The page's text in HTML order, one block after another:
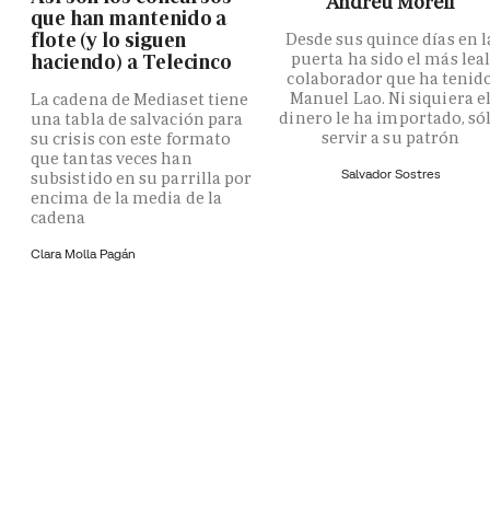
que han mantenido a
flote (y lo siguen
haciendo) a Telecinco
La cadena de Mediaset tiene
una tabla de salvación para
su crisis con este formato
que tantas veces han
subsistido en su parrilla por
encima de la media de la
cadena
Clara Molla Pagán
Desde sus quince días en
puerta ha sido el más leal
colaborador que ha
Manuel Lao. Ni siquiera
dinero le ha importado,
servir a su patrón
Salvador Sostres